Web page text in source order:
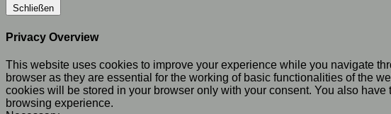
Schließen
Privacy Overview
This website uses cookies to improve your experience while you navigate
browser as they are essential for the working of basic functionalities of the
cookies will be stored in your browser only with your consent. You also
browsing experience.